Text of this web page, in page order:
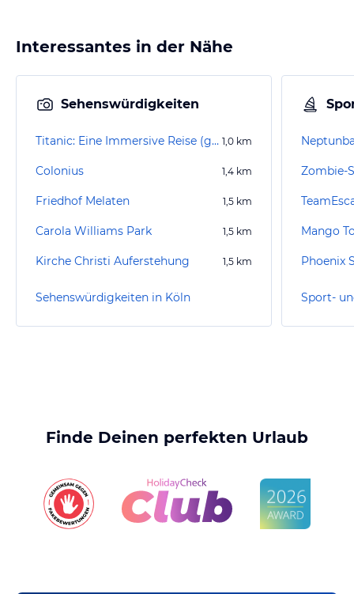
Interessantes in der Nähe
Sehenswürdigkeiten
Titanic: Eine Immersive Reise (geschlossen) 1,0 km
Colonius 1,4 km
Friedhof Melaten 1,5 km
Carola Williams Park 1,5 km
Kirche Christi Auferstehung 1,5 km
Sehenswürdigkeiten in Köln
Zombie-
Mango
Phoenix
Sport-
Finde Deinen perfekten Urlaub